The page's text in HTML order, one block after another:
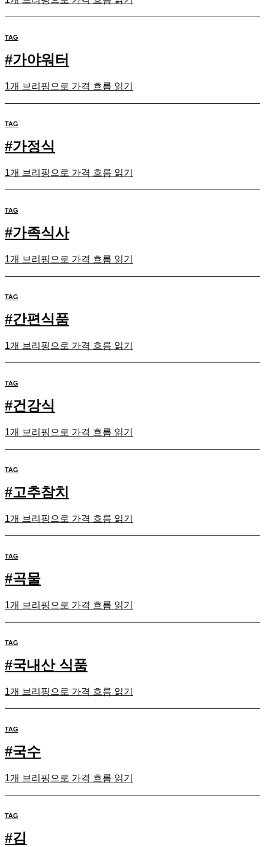
TAG
#가야워터
1개 브리핑으로 가격 흐름 읽기
TAG
#가정식
1개 브리핑으로 가격 흐름 읽기
TAG
#가족식사
1개 브리핑으로 가격 흐름 읽기
TAG
#간편식품
1개 브리핑으로 가격 흐름 읽기
TAG
#건강식
1개 브리핑으로 가격 흐름 읽기
TAG
#고추참치
1개 브리핑으로 가격 흐름 읽기
TAG
#곡물
1개 브리핑으로 가격 흐름 읽기
TAG
#국내산 식품
1개 브리핑으로 가격 흐름 읽기
TAG
#국수
1개 브리핑으로 가격 흐름 읽기
TAG
#김